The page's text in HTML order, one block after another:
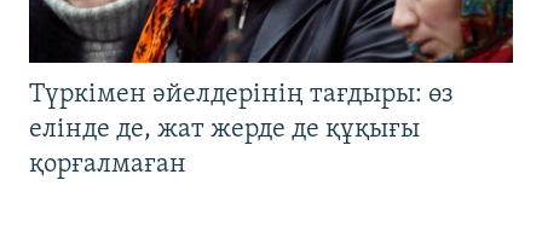
Түркімен әйелдерінің тағдыры: өз
елінде де, жат жерде де құқығы
қорғалмаған